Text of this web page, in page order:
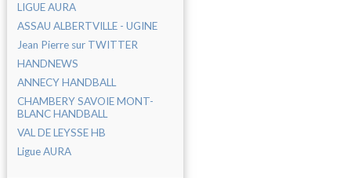
LIGUE AURA
ASSAU ALBERTVILLE - UGINE
Jean Pierre sur TWITTER
HANDNEWS
ANNECY HANDBALL
CHAMBERY SAVOIE MONT-
BLANC HANDBALL
VAL DE LEYSSE HB
Ligue AURA